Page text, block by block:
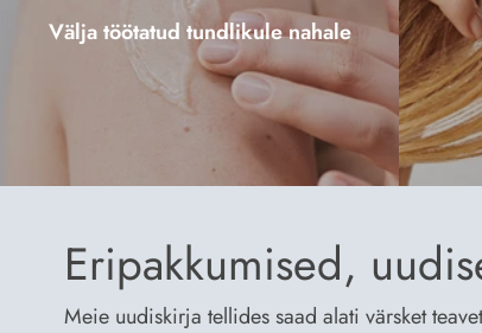
Välja töötatud tundlikule nahale
Eripakkumised,
Meie uudiskirja tellides saad alati värsket